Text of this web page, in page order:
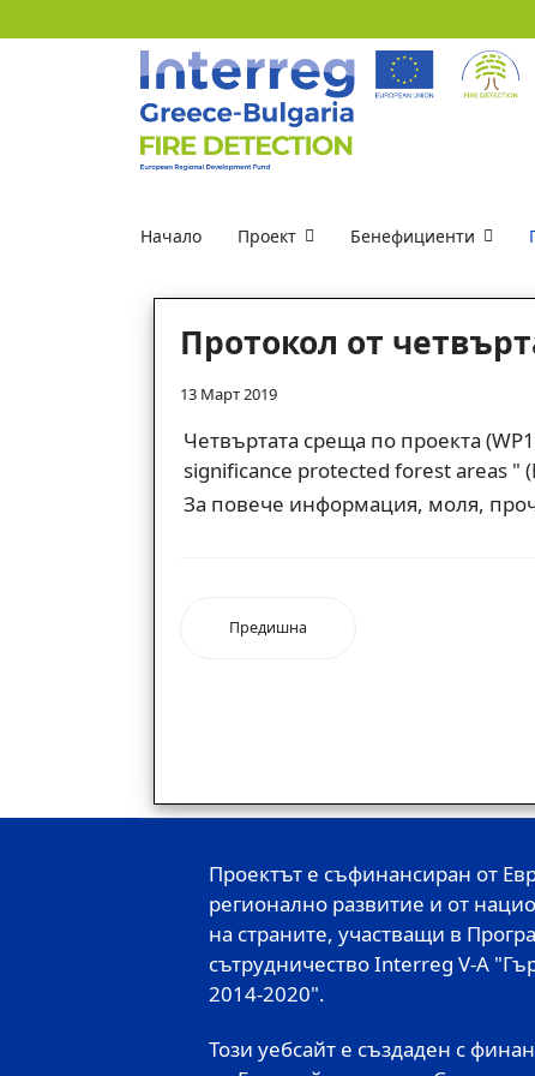
Начало Проект Бенефициенти
Протокол от
13 Март 2019
Четвъртата среща по проекта
significance protected forest areas "
За повече информация, моля,
Предишна
Проектът е съфинансиран от
регионално развитие и от
на страните, участващи в
сътрудничество Interreg V-A
2014-2020".
Този уебсайт е създаден с